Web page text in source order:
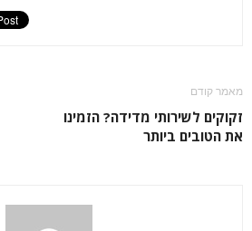
מאמר קודם
זקוקים לשירותי מדידה? הזמינו
את הטובים ביותר